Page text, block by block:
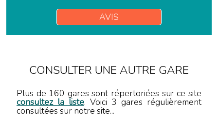
AVIS
CONSULTER UNE AUTRE GARE
Plus de 160 gares sont répertoriées sur ce site
consultez la liste. Voici 3 gares régulièrement
consultées sur notre site...